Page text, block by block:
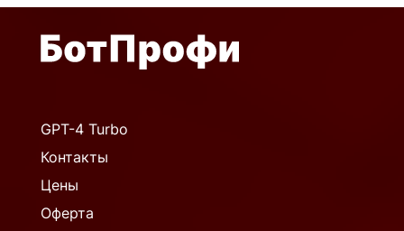
GPT-4 Turbo
Контакты
Цены
Оферта